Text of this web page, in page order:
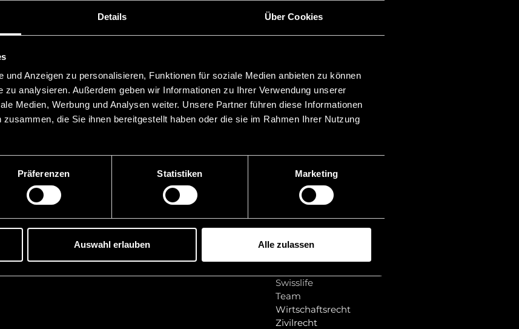
Details Über Cookies
und Anzeigen zu personalisieren, Funktionen für soziale Medien anbieten zu können
zu analysieren. Außerdem geben wir Informationen zu Ihrer Verwendung unserer
Medien, Werbung und Analysen weiter. Unsere Partner führen diese Informationen
die Sie ihnen bereitgestellt haben oder die sie im Rahmen Ihrer Nutzung
Präferenzen Statistiken Marketing
Auswahl erlauben Alle zulassen
Kategorien
Blockchain
Familienrecht
Finanzmärkte
Mergers & Acquisitions
Prozessfinanzierung
Publikationen
Rankings
Recht
Rechtsberatung
Sonstiges
Swisslife
Team
Wirtschaftsrecht
Zivilrecht